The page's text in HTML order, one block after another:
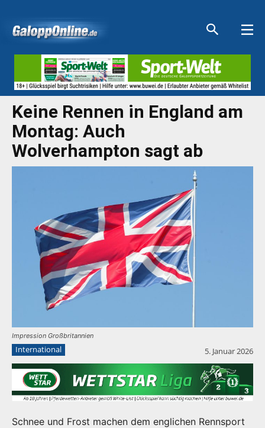
Keine Rennen in England am
Montag: Auch
Wolverhampton sagt ab
Impression Großbritannien
International 5. Januar 2026
Schnee und Frost machen dem englichen Rennsport